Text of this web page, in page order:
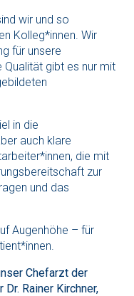
wir und so
Kolleg*innen. Wir
für unsere
Qualität gibt es nur mit
in die
auch klare
die mit
zur
und das
Augenhöhe – für
Chefarzt der
Rainer Kirchner,